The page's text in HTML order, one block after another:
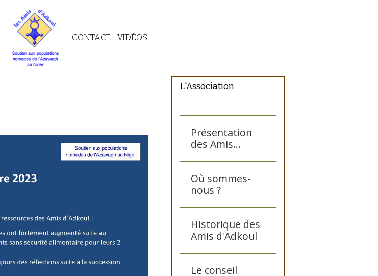
CONTACT VIDÉOS
L'Association
Présentation
des Amis
Où sommes-
nous ?
Historique des
Amis d'Adkoul
Le conseil